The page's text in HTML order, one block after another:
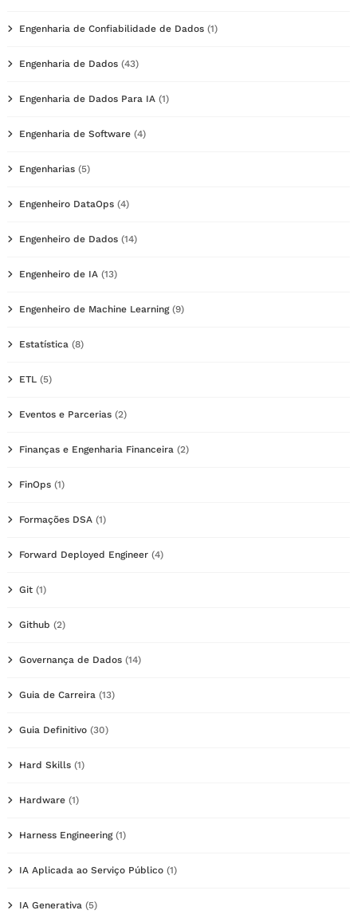
Engenharia de Confiabilidade de Dados (1)
Engenharia de Dados (43)
Engenharia de Dados Para IA (1)
Engenharia de Software (4)
Engenharias (5)
Engenheiro DataOps (4)
Engenheiro de Dados (14)
Engenheiro de IA (13)
Engenheiro de Machine Learning(9)
Estatística (8)
ETL (5)
Eventos e Parcerias (2)
Finanças e Engenharia Financeira (2)
FinOps (1)
Formações DSA (1)
Forward Deployed Engineer (4)
Git (1)
Github (2)
Governança de Dados (14)
Guia de Carreira (13)
Guia Definitivo (30)
Hard Skills (1)
Hardware (1)
Harness Engineering(1)
IA Aplicada ao Serviço Público (1)
IA Generativa (5)